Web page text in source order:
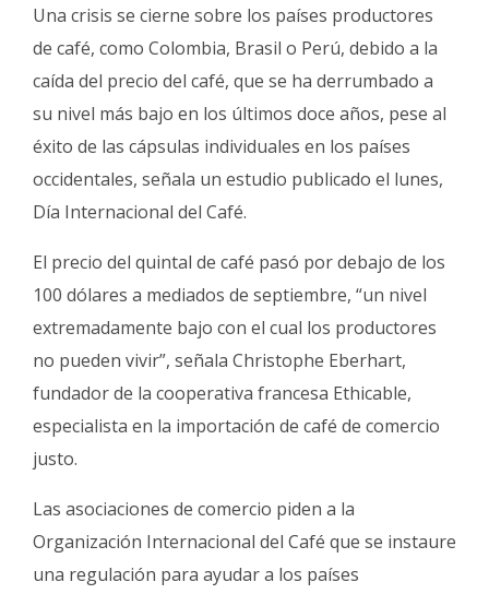
Fúnebres
Una crisis se cierne sobre los países productores
de café, como Colombia, Brasil o Perú, debido a la
caída del precio del café, que se ha derrumbado a
su nivel más bajo en los últimos doce años, pese al
éxito de las cápsulas individuales en los países
occidentales, señala un estudio publicado el lunes,
Día Internacional del Café.
El precio del quintal de café pasó por debajo de los
100 dólares a mediados de septiembre, “un nivel
extremadamente bajo con el cual los productores
no pueden vivir”, señala Christophe Eberhart,
fundador de la cooperativa francesa Ethicable,
especialista en la importación de café de comercio
justo.
Las asociaciones de comercio piden a la
Organización Internacional del Café que se instaure
una regulación para ayudar a los países